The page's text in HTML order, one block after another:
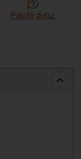
Položit dotaz